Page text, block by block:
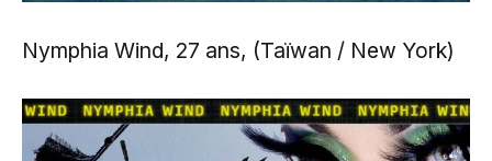
Nymphia Wind, 27 ans, (Taïwan / New York)